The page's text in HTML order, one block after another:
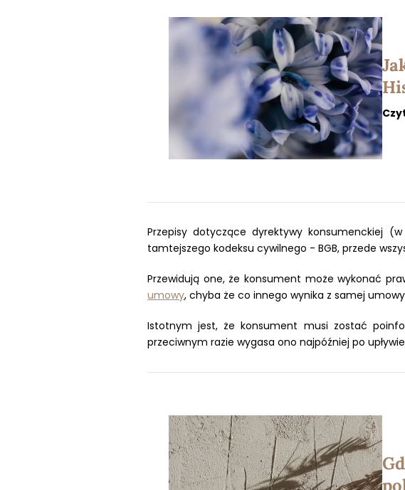
Przepisy dotyczące dyrektywy konsumenckiej
tamtejszego kodeksu cywilnego - BGB, przede
Przewidują one, że konsument może wykonać
umowy, chyba że co innego wynika z samej
Istotnym jest, że konsument musi zostać
przeciwnym razie wygasa ono najpóźniej po